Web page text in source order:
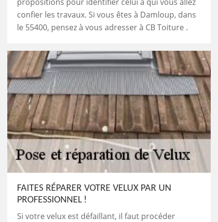
confier les travaux. Si vous êtes à Damloup, dans
le 55400, pensez à vous adresser à CB Toiture .
FAITES RÉPARER VOTRE VELUX PAR UN
PROFESSIONNEL !
Si votre velux est défaillant, il faut procéder